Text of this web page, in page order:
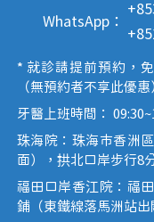
WhatsApp：
* 就診請提前預約，
（無預約者不享此優惠
牙醫上班時間：
珠海院：珠海市香洲
面），拱北口岸步行8
福田口岸香江院：福
鋪（東鐵線落馬洲站出